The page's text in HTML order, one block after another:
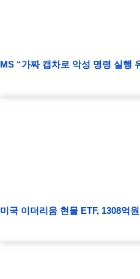
MS “가짜 캡차로 악성 명령 실행
미국 이더리움 현물 ETF, 1308억